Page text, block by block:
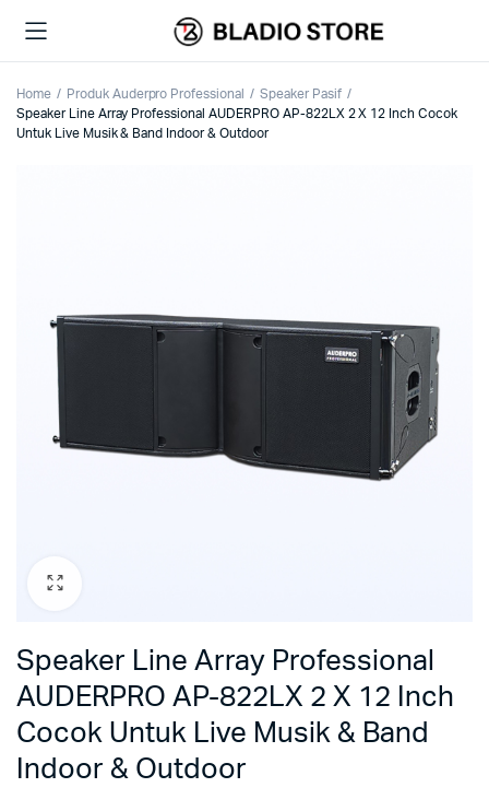
Home Produk Auderpro Professional
Speaker Pasif
Speaker Line Array Professional AUDERPRO AP-822LX 2 X 12 Inch Cocok
Untuk Live Musik & Band Indoor & Outdoor
Speaker Line Array Professional
AUDERPRO AP-822LX 2 X 12 Inch
Cocok Untuk Live Musik & Band
Indoor & Outdoor